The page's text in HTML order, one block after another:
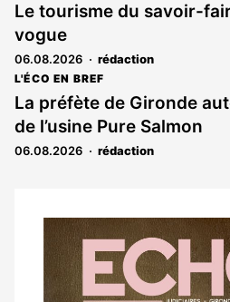
Le tourisme du savoir-
vogue
06.08.2026 rédaction
L'ÉCO EN BREF
La préfète de Gironde
de l’usine Pure Salmon
06.08.2026 rédaction
Notre
dernier
magazine